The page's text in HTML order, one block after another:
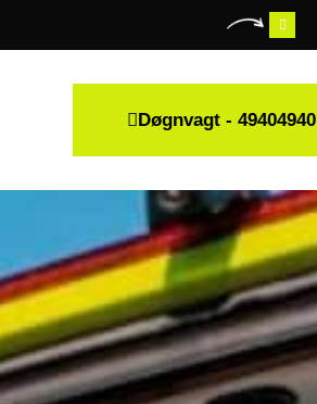
Døgnvagt - 49404940